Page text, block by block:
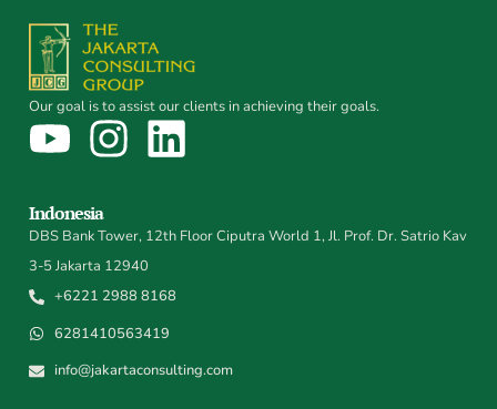
Our goal is to assist our clients in achieving their goals.
Indonesia
DBS Bank Tower, 12th Floor Ciputra World 1, Jl. Prof. Dr. Satrio Kav
3-5 Jakarta 12940
+6221 2988 8168
6281410563419
info@jakartaconsulting.com